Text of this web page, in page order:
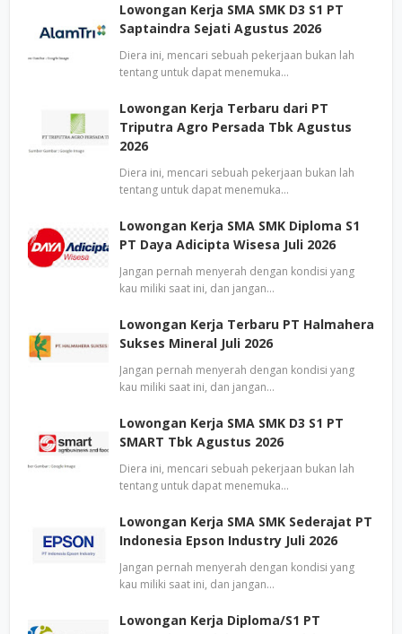
Lowongan Kerja SMA SMK D3 S1 PT
Saptaindra Sejati Agustus 2026
Diera ini, mencari sebuah pekerjaan bukan lah
tentang untuk dapat menemuka…
Lowongan Kerja Terbaru dari PT
Triputra Agro Persada Tbk Agustus
2026
Diera ini, mencari sebuah pekerjaan bukan lah
tentang untuk dapat menemuka…
Lowongan Kerja SMA SMK Diploma S1
PT Daya Adicipta Wisesa Juli 2026
Jangan pernah menyerah dengan kondisi yang
kau miliki saat ini, dan jangan…
Lowongan Kerja Terbaru PT Halmahera
Sukses Mineral Juli 2026
Jangan pernah menyerah dengan kondisi yang
kau miliki saat ini, dan jangan…
Lowongan Kerja SMA SMK D3 S1 PT
SMART Tbk Agustus 2026
Diera ini, mencari sebuah pekerjaan bukan lah
tentang untuk dapat menemuka…
Lowongan Kerja SMA SMK Sederajat PT
Indonesia Epson Industry Juli 2026
Jangan pernah menyerah dengan kondisi yang
kau miliki saat ini, dan jangan…
Lowongan Kerja Diploma/S1 PT